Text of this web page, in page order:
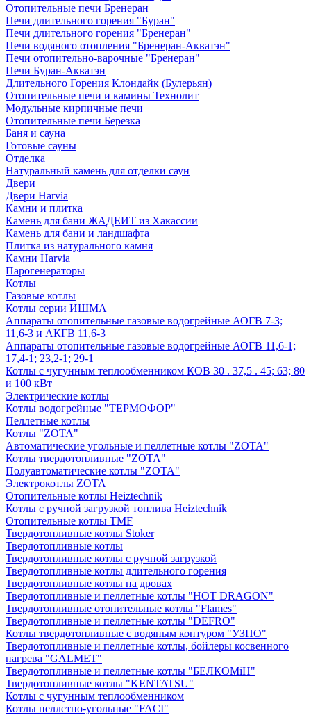
Отопительные печи Бренеран
Печи длительного горения "Буран"
Печи длительного горения "Бренеран"
Печи водяного отопления "Бренеран-Акватэн"
Печи отопительно-варочные "Бренеран"
Печи Буран-Акватэн
Длительного Горения Клондайк (Булерьян)
Отопительные печи и камины Технолит
Модульные кирпичные печи
Отопительные печи Березка
Баня и сауна
Готовые сауны
Отделка
Натуральный камень для отделки саун
Двери
Двери Harvia
Камни и плитка
Камень для бани ЖАДЕИТ из Хакассии
Камень для бани и ландшафта
Плитка из натурального камня
Камни Harvia
Парогенераторы
Котлы
Газовые котлы
Котлы серии ИШМА
Аппараты отопительные газовые водогрейные АОГВ 7-3;
11,6-3 и АКГВ 11,6-3
Аппараты отопительные газовые водогрейные АОГВ 11,6-1;
17,4-1; 23,2-1; 29-1
Котлы с чугунным теплообменником КОВ 30 . 37,5 . 45; 63; 80
и 100 кВт
Электрические котлы
Котлы водогрейные "ТЕРМОФОР"
Пеллетные котлы
Котлы "ZOTA"
Автоматические угольные и пеллетные котлы "ZOTA"
Котлы твердотопливные "ZOTA"
Полуавтоматические котлы "ZOTA"
Электрокотлы ZOTA
Отопительные котлы Heiztechnik
Котлы с ручной загрузкой топлива Heiztechnik
Отопительные котлы TMF
Твердотопливные котлы Stoker
Твердотопливные котлы
Твердотопливные котлы с ручной загрузкой
Твердотопливные котлы длительного горения
Твердотопливные котлы на дровах
Твердотопливные и пеллетные котлы "HOT DRAGON"
Твердотопливные отопительные котлы "Flames"
Твердотопливные и пеллетные котлы "DEFRO"
Котлы твердотопливные с водяным контуром "УЗПО"
Твердотопливные и пеллетные котлы, бойлеры косвенного
нагрева "GALMET"
Твердотопливные и пеллетные котлы "БЕЛКОМiН"
Твердотопливные котлы "KENTATSU"
Котлы с чугунным теплообменником
Котлы пеллетно-угольные "FACI"